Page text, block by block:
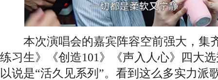
本次演唱会的嘉宾阵容空前强大，集
练习生》《创造101》《声入人心》四大
以说是“活久见系列”。看到这么多实力派